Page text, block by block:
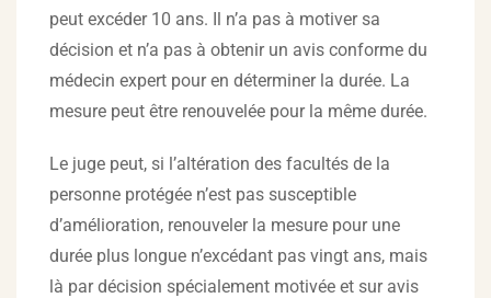
peut excéder 10 ans. Il n’a pas à motiver sa
décision et n’a pas à obtenir un avis conforme du
médecin expert pour en déterminer la durée. La
mesure peut être renouvelée pour la même durée.
Le juge peut, si l’altération des facultés de la
personne protégée n’est pas susceptible
d’amélioration, renouveler la mesure pour une
durée plus longue n’excédant pas vingt ans, mais
là par décision spécialement motivée et sur avis